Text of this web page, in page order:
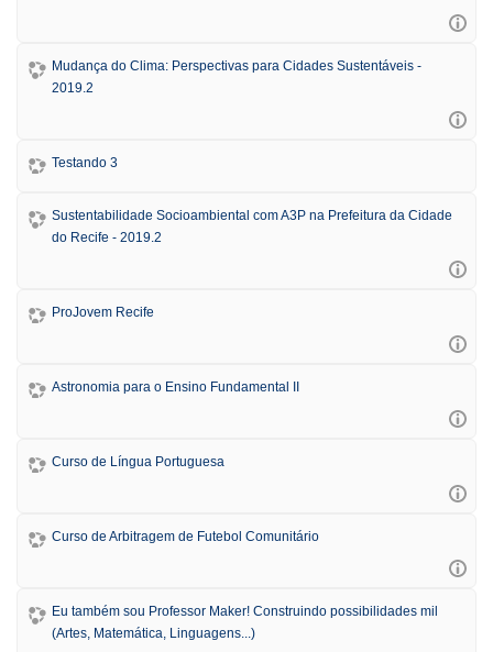
Mudança do Clima: Perspectivas para Cidades Sustentáveis -
2019.2
Testando 3
Sustentabilidade Socioambiental com A3P na Prefeitura da Cidade
do Recife - 2019.2
ProJovem Recife
Astronomia para o Ensino Fundamental II
Curso de Língua Portuguesa
Curso de Arbitragem de Futebol Comunitário
Eu também sou Professor Maker! Construindo possibilidades mil
(Artes, Matemática, Linguagens...)